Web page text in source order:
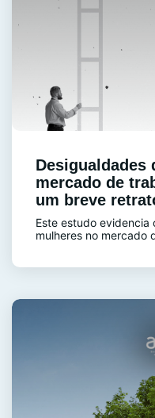
Desigualdades
mercado de
um breve
Este estudo evidencia
mulheres no mercado